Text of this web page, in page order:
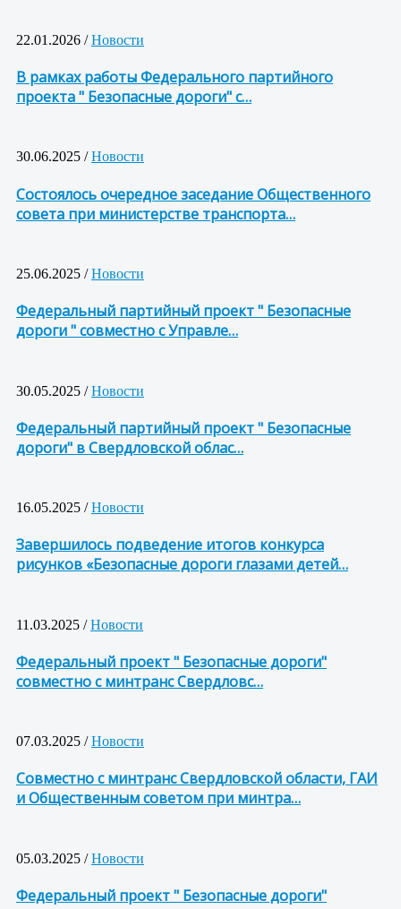
22.01.2026 /Новости
В рамках работы Федерального партийного
проекта " Безопасные дороги" с…
30.06.2025 /Новости
Состоялось очередное заседание Общественного
совета при министерстве транспорта…
25.06.2025 /Новости
Федеральный партийный проект " Безопасные
дороги " совместно с Управле…
30.05.2025 /Новости
Федеральный партийный проект " Безопасные
дороги" в Свердловской облас…
16.05.2025 /Новости
Завершилось подведение итогов конкурса
рисунков «Безопасные дороги глазами детей…
11.03.2025 /Новости
Федеральный проект " Безопасные дороги"
совместно с минтранс Свердловс…
07.03.2025 /Новости
Совместно с минтранс Свердловской области, ГАИ
и Общественным советом при минтра…
05.03.2025 /Новости
Федеральный проект " Безопасные дороги"